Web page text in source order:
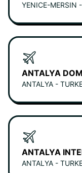
YENICE-MERSIN
ANTALYA
ANTALYA -
ANTALYA
ANTALYA -